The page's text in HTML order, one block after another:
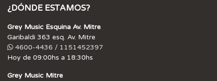
¿DÓNDE ESTAMOS?
Grey Music Esquina Av. Mitre
Garibaldi 363 esq. Av. Mitre
4600-4436 / 1151452397
Hoy de 09:00hs a 18:30hs
Grey Music Mitre